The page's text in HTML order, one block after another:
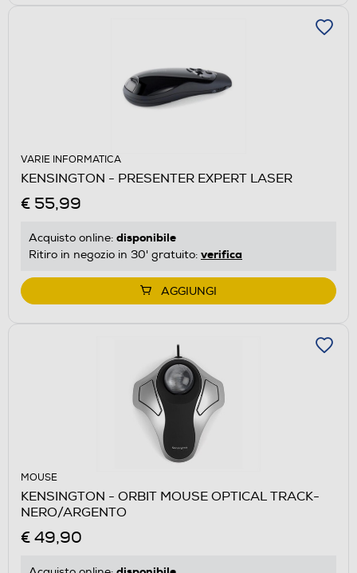
VARIE INFORMATICA
KENSINGTON - PRESENTER EXPERT LASER
€ 55,99
Acquisto online: disponibile
Ritiro in negozio in 30' gratuito: verifica
AGGIUNGI
MOUSE
KENSINGTON - ORBIT MOUSE OPTICAL TRACK-
NERO/ARGENTO
€ 49,90